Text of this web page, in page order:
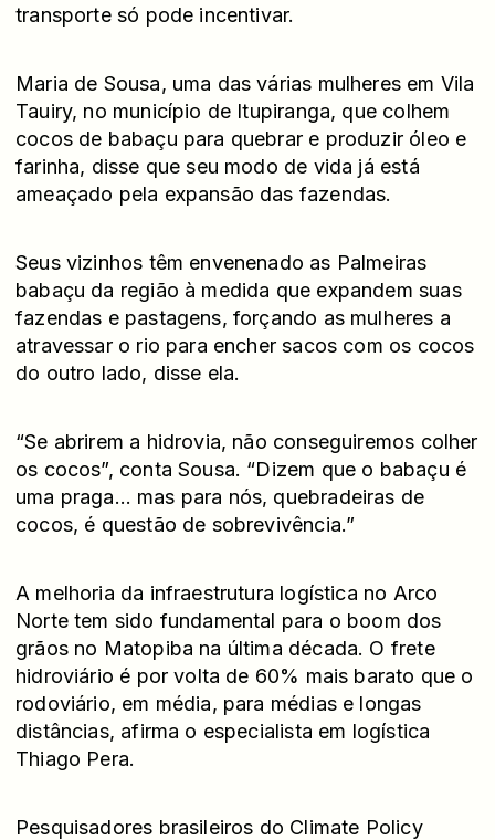
transporte só pode incentivar.
Maria de Sousa, uma das várias mulheres em Vila
Tauiry, no município de Itupiranga, que colhem
cocos de babaçu para quebrar e produzir óleo e
farinha, disse que seu modo de vida já está
ameaçado pela expansão das fazendas.
Seus vizinhos têm envenenado as Palmeiras
babaçu da região à medida que expandem suas
fazendas e pastagens, forçando as mulheres a
atravessar o rio para encher sacos com os cocos
do outro lado, disse ela.
“Se abrirem a hidrovia, não conseguiremos colher
os cocos”, conta Sousa. “Dizem que o babaçu é
uma praga… mas para nós, quebradeiras de
cocos, é questão de sobrevivência.”
A melhoria da infraestrutura logística no Arco
Norte tem sido fundamental para o boom dos
grãos no Matopiba na última década. O frete
hidroviário é por volta de 60% mais barato que o
rodoviário, em média, para médias e longas
distâncias, afirma o especialista em logística
Thiago Pera.
Pesquisadores brasileiros do Climate Policy